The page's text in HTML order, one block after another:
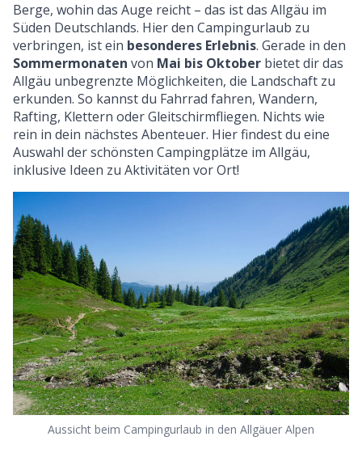
Berge, wohin das Auge reicht – das ist das Allgäu im
Süden Deutschlands. Hier den Campingurlaub zu
verbringen, ist ein besonderes Erlebnis. Gerade in den
Sommermonaten von Mai bis Oktober bietet dir das
Allgäu unbegrenzte Möglichkeiten, die Landschaft zu
erkunden. So kannst du Fahrrad fahren, Wandern,
Rafting, Klettern oder Gleitschirmfliegen. Nichts wie
rein in dein nächstes Abenteuer. Hier findest du eine
Auswahl der schönsten Campingplätze im Allgäu,
inklusive Ideen zu Aktivitäten vor Ort!
Aussicht beim Campingurlaub in den Allgäuer Alpen